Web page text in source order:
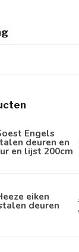
Engels
deuren en
en lijst 200cm
eiken
deuren